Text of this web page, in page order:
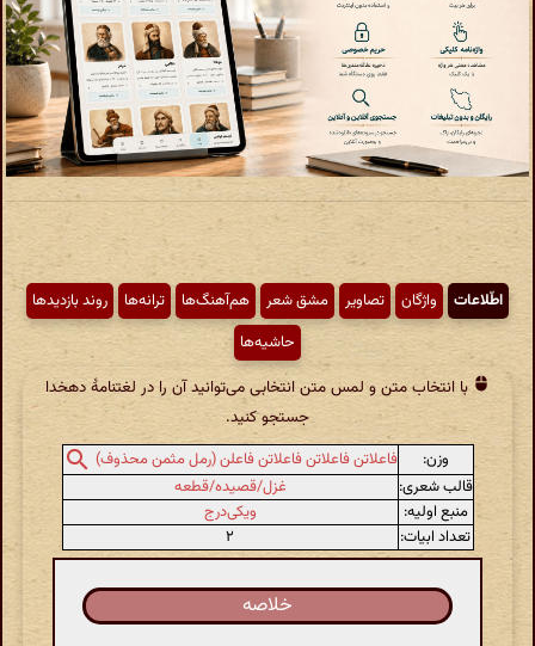
اطّلاعات واژگان تصاویر مشق شعر هم‌آهنگ‌ها ترانه‌ها
روند بازدیدها
حاشیه‌ها
با انتخاب متن و لمس متن انتخابی می‌توانید آن را در لغتنامهٔ دهخدا
جستجو کنید.
وزن:
فاعلاتن فاعلاتن فاعلاتن فاعلن (رمل مثمن محذوف)
قالب شعری:
غزل/قصیده/قطعه
منبع اولیه:
ویکی‌درج
تعداد ابیات:
۲
خلاصه